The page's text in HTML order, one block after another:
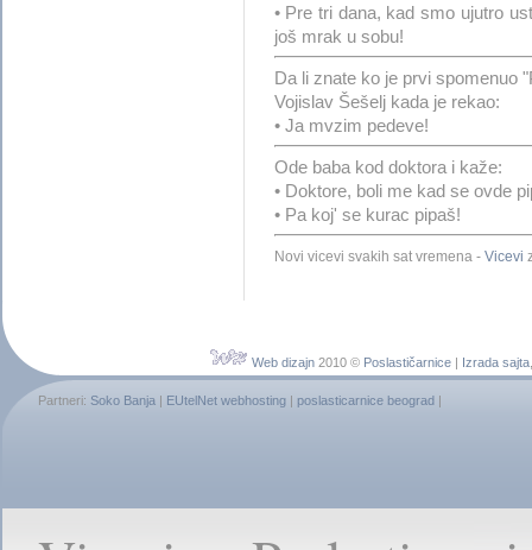
• Pre tri dana, kad smo ujutro
još mrak u sobu!
Da li znate ko je prvi spomenuo
Vojislav Šešelj kada je rekao:
• Ja mvzim pedeve!
Ode baba kod doktora i kaže:
• Doktore, boli me kad se ovde
• Pa koj' se kurac pipaš!
Novi vicevi svakih sat vremena - Vicevi
Web dizajn 2010 © Poslastičarnice | Izrada sajta
Partneri: Soko Banja | EUtelNet webhosting | poslasticarnice beograd |